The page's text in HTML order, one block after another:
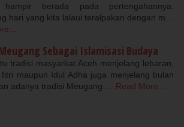
hampir berada pada pertengahannya.
hari yang kita lalaui teralpakan dengan m…
Sebagai Islamisasi Budaya
tradisi masyarkat Aceh menjelang lebaran,
maupun Idul Adha juga menjelang bulan
adanya tradisi Meugang …
Read More...